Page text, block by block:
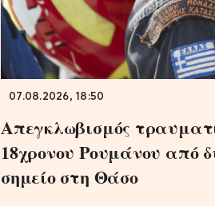
07.08.2026, 18:50
Απεγκλωβισμός
18χρονου Ρουμάνου από
σημείο στη Θάσο